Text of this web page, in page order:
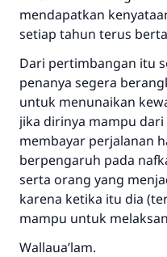
mendapatkan
setiap tahun terus
Dari pertimbangan itu
penanya segera
untuk menunaikan
jika dirinya mampu
membayar perjalanan
berpengaruh pada
serta orang yang
karena ketika itu dia
mampu untuk
Wallaua’lam.